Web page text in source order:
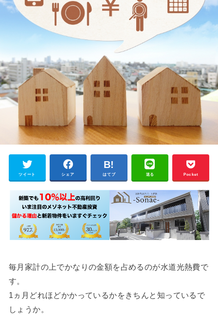
ツイート シェア はてブ 送る Pocket
毎月家計の上でかなりの金額を占めるのが水道光熱費で
す。
1ヵ月どれほどかかっているかをきちんと知っているで
しょうか。